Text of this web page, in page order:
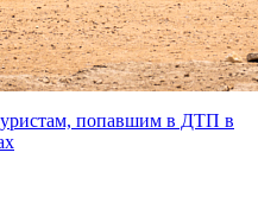
попавшим в ДТП в